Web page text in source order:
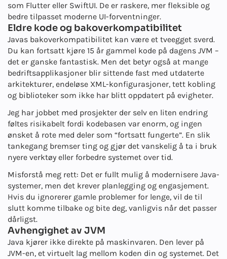
som Flutter eller SwiftUI. De er raskere, mer fleksible og
bedre tilpasset moderne UI-forventninger.
Eldre kode og bakoverkompatibilitet
Javas bakoverkompatibilitet kan være et tveegget sverd.
Du kan fortsatt kjøre 15 år gammel kode på dagens JVM –
det er ganske fantastisk. Men det betyr også at mange
bedriftsapplikasjoner blir sittende fast med utdaterte
arkitekturer, endeløse XML-konfigurasjoner, tett kobling
og biblioteker som ikke har blitt oppdatert på evigheter.
Jeg har jobbet med prosjekter der selv en liten endring
føltes risikabelt fordi kodebasen var enorm, og ingen
ønsket å rote med deler som “fortsatt fungerte”. En slik
tankegang bremser ting og gjør det vanskelig å ta i bruk
nyere verktøy eller forbedre systemet over tid.
Misforstå meg rett: Det er fullt mulig å modernisere Java-
systemer, men det krever planlegging og engasjement.
Hvis du ignorerer gamle problemer for lenge, vil de til
slutt komme tilbake og bite deg, vanligvis når det passer
dårligst.
Avhengighet av JVM
Java kjører ikke direkte på maskinvaren. Den lever på
JVM-en, et virtuelt lag mellom koden din og systemet. Det